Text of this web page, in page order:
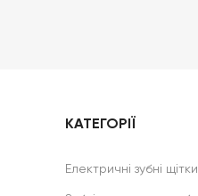
КАТЕГОРІЇ
Електричні зубні щітки